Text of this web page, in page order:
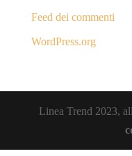
Feed dei commenti
WordPress.org
Linea Trend 2023,